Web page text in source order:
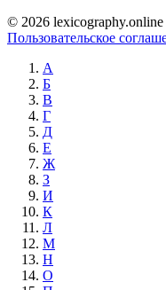
© 2026
Пользовательское
А
Б
В
Г
Д
Е
Ж
З
И
К
Л
М
Н
О